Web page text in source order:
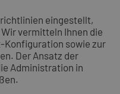
eingestellt,
vermitteln Ihnen die
Konfiguration sowie zur
Der Ansatz der
Administration in